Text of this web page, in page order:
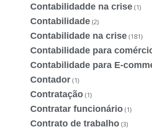
Contabilidadde na crise (1)
Contabilidade (2)
Contabilidade na crise (181)
Contabilidade para
Contabilidade para E-
Contador (1)
Contratação (1)
Contratar funcionário (1)
Contrato de trabalho (3)